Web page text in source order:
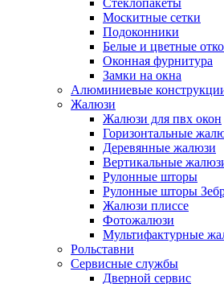
Стеклопакеты
Москитные сетки
Подоконники
Белые и цветные
Оконная фурнитура
Замки на окна
Алюминиевые
Жалюзи
Жалюзи для пвх окон
Горизонтальные
Деревянные жалюзи
Вертикальные
Рулонные шторы
Рулонные шторы
Жалюзи плиссе
Фотожалюзи
Мультифактурные
Рольставни
Сервисные службы
Дверной сервис